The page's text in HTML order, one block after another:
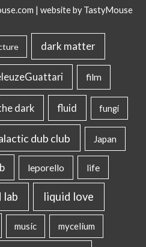
| website by TastyMouse
dark matter
film
dark fluid fungi
dub club Japan
leporello life
lab liquid love
music mycelium